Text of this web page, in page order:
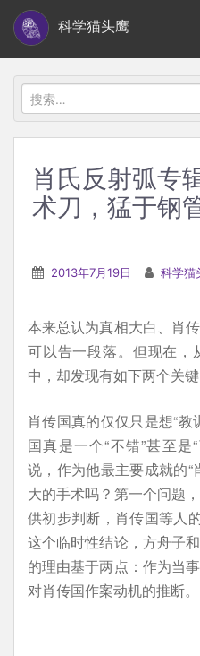
i
科学猫头鹰
搜
索：
肖氏反射弧专
术刀，猛于钢
2013年7月19日 科学猫
本来总认为真相大白、肖
可以告一段落。但现在，
中，却发现有如下两个关
肖传国真的仅仅只是想“
国真是一个“不错”甚至
说，作为他最主要成就的
大的手术吗？第一个问题
供初步判断，肖传国等人
这个临时性结论，方舟子
的理由基于两点：作为当
对肖传国作案动机的推断。